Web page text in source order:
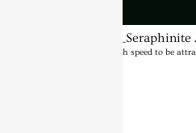
Turns on site high speed to be